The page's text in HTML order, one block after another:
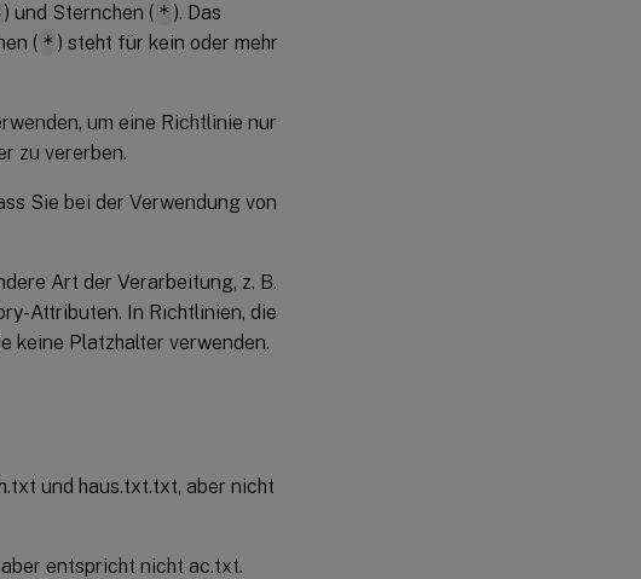
) und Sternchen ( * ). Das
( * ) steht für kein oder mehr
um eine Richtlinie nur
zu vererben.
Sie bei der Verwendung von
Art der Verarbeitung, z. B.
Attributen. In Richtlinien, die
keine Platzhalter verwenden.
und haus.txt.txt, aber nicht
entspricht nicht ac.txt.